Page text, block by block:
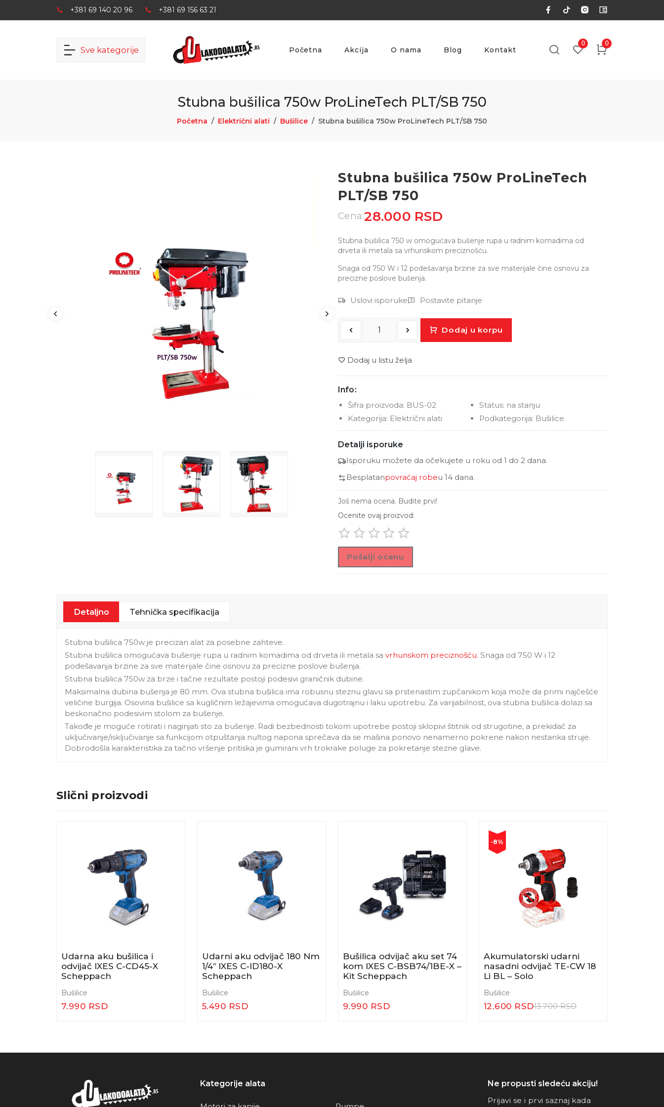
+381 69 140 20 96 +381 69 156 63 21
Sve kategorije Početna Akcija O nama Blog Kontakt
0 0
Stubna bušilica 750w ProLineTech PLT/SB 750
Početna Električni alati Bušilice Stubna bušilica 750w ProLineTech PLT/SB 750
Stubna bušilica 750w ProLineTech
PLT/SB 750
Cena:28.000 RSD
Stubna bušilica 750 w omogućava bušenje rupa u radnim komadima od
drveta ili metala sa vrhunskom preciznošću.
Snaga od 750 W i 12 podešavanja brzine za sve materijale čine osnovu za
precizne poslove bušenja.
Uslovi isporuke Postavite pitanje
Dodaj u korpu
Dodaj u listu želja
Info:
Šifra proizvoda: BUS-02 Status: na stanju
Kategorija: Električni alati Podkategorija: Bušilice
Detalji isporuke
Isporuku možete da očekujete u roku od 1 do 2 dana.
Besplatanpovraćaj robeu 14 dana.
Još nema ocena. Budite prvi!
Ocenite ovaj proizvod:
Pošalji ocenu
Detaljno Tehnička specifikacija
Stubna bušilica 750w je precizan alat za posebne zahteve.
Stubna bušilica omogućava bušenje rupa u radnim komadima od drveta ili metala savrhunskom preciznošću. Snaga od 750 W i 12
podešavanja brzine za sve materijale čine osnovu za precizne poslove bušenja.
Stubna bušilica 750w za brze i tačne rezultate postoji podesivi graničnik dubine.
Maksimalna dubina bušenja je 80 mm. Ova stubna bušilica ima robusnu steznu glavu sa prstenastim zupčanikom koja može da primi najčešće
veličine burgija. Osovina bušilice sa kugličnim ležajevima omogućava dugotrajnu i laku upotrebu. Za varijabilnost, ova stubna bušilica dolazi sa
beskonačno podesivim stolom za bušenje.
Takođe je moguće rotirati i naginjati sto za bušenje. Radi bezbednosti tokom upotrebe postoji sklopivi štitnik od strugotine, a prekidač za
uključivanje/isključivanje sa funkcijom otpuštanja nultog napona sprečava da se mašina ponovo nenamerno pokrene nakon nestanka struje.
Dobrodošla karakteristika za tačno vršenje pritiska je gumirani vrh trokrake poluge za pokretanje stezne glave.
Slični proizvodi
Udarna aku bušilica i
odvijač IXES C-CD45-X
Scheppach
Bušilice
7.990 RSD
Udarni aku odvijač 180 Nm
1/4” IXES C-ID180-X
Scheppach
Bušilice
5.490 RSD
Bušilica odvijač aku set 74
kom IXES C-BSB74/1BE-X –
Kit Scheppach
Bušilice
9.990 RSD
-8%
Akumulatorski udarni
nasadni odvijač TE-CW 18
Li BL – Solo
Bušilice
12.600 RSD13.700 RSD
Kategorije alata
Ne propusti sledeću akciju!
Prijavi se i prvi saznaj kada